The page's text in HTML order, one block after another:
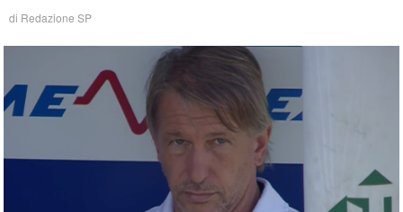
di Redazione SP